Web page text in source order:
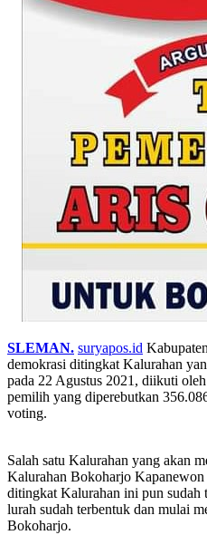
SLEMAN. suryapos.id
demokrasi ditingkat Kalurahan
pada 22 Agustus 2021, diikuti
pemilih yang diperebutkan
voting.
Salah satu Kalurahan yang akan
Kalurahan Bokoharjo
ditingkat Kalurahan ini pun sudah
lurah sudah terbentuk dan mulai
Bokoharjo.